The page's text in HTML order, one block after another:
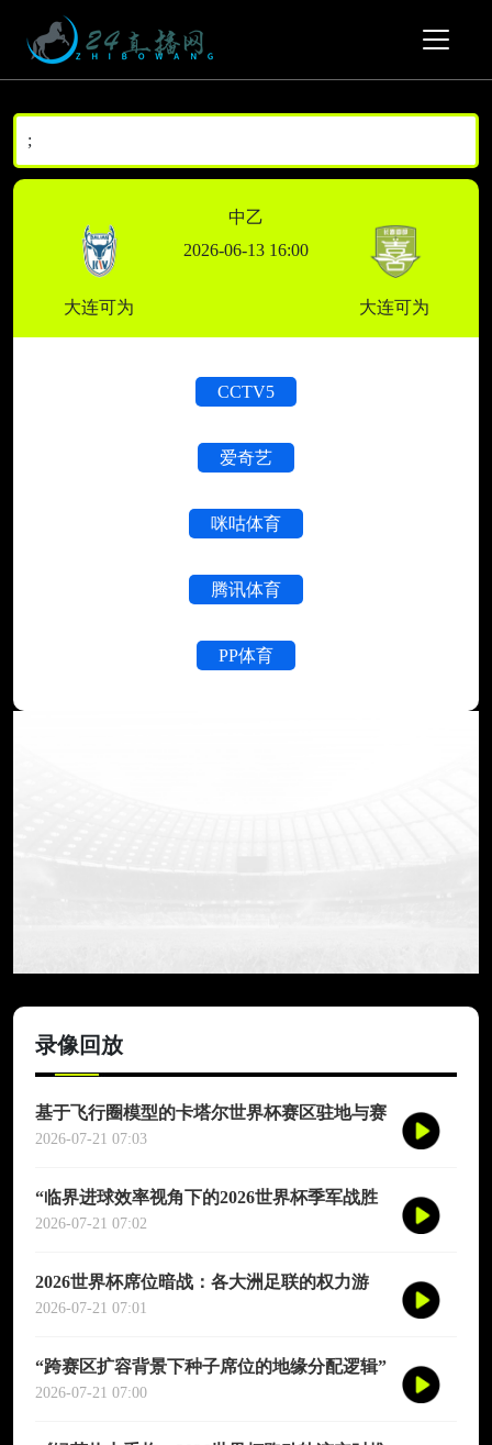
;
大连可为
中乙
2026-06-13 16:00
大连可为
CCTV5
爱奇艺
咪咕体育
腾讯体育
PP体育
录像回放
基于飞行圈模型的卡塔尔世界杯赛区驻地与赛
程协同优化适配研究
2026-07-21 07:03
“临界进球效率视角下的2026世界杯季军战胜
负概率再评估”
2026-07-21 07:02
2026世界杯席位暗战：各大洲足联的权力游
戏、利益交换与投票策略
2026-07-21 07:01
“跨赛区扩容背景下种子席位的地缘分配逻辑”
2026-07-21 07:00